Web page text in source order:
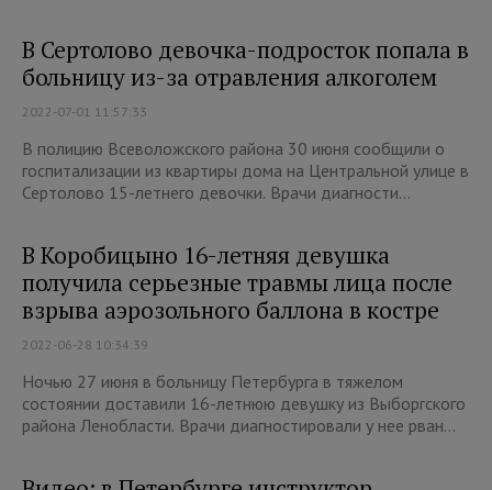
В Сертолово девочка-подросток попала в
больницу из-за отравления алкоголем
2022-07-01 11:57:33
В полицию Всеволожского района 30 июня сообщили о
госпитализации из квартиры дома на Центральной улице в
Сертолово 15-летнего девочки. Врачи диагности...
В Коробицыно 16-летняя девушка
получила серьезные травмы лица после
взрыва аэрозольного баллона в костре
2022-06-28 10:34:39
Ночью 27 июня в больницу Петербурга в тяжелом
состоянии доставили 16-летнюю девушку из Выборгского
района Ленобласти. Врачи диагностировали у нее рван...